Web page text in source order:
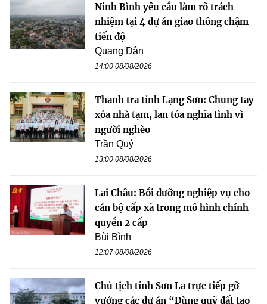
Ninh Bình yêu cầu làm rõ trách
nhiệm tại 4 dự án giao thông chậm
tiến độ
Quang Dân
14:00 08/08/2026
Thanh tra tỉnh Lạng Sơn: Chung tay
xóa nhà tạm, lan tỏa nghĩa tình vì
người nghèo
Trần Quý
13:00 08/08/2026
Lai Châu: Bồi dưỡng nghiệp vụ cho
cán bộ cấp xã trong mô hình chính
quyền 2 cấp
Bùi Bình
12:07 08/08/2026
Chủ tịch tỉnh Sơn La trực tiếp gỡ
vướng các dự án “Dùng quỹ đất tạo